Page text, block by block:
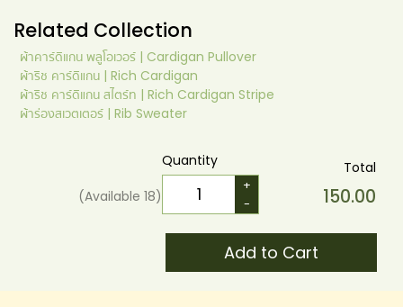
Related Collection
ผ้าคาร์ดิแกน พลูโอเวอร์ | Cardigan Pullover
ผ้าริช คาร์ดิแกน | Rich Cardigan
ผ้าริช คาร์ดิแกน สไตร์ท | Rich Cardigan Stripe
ผ้าร่องสเวตเตอร์ | Rib Sweater
(Available 18)
Quantity
+
-
Total
150.00
Add to Cart